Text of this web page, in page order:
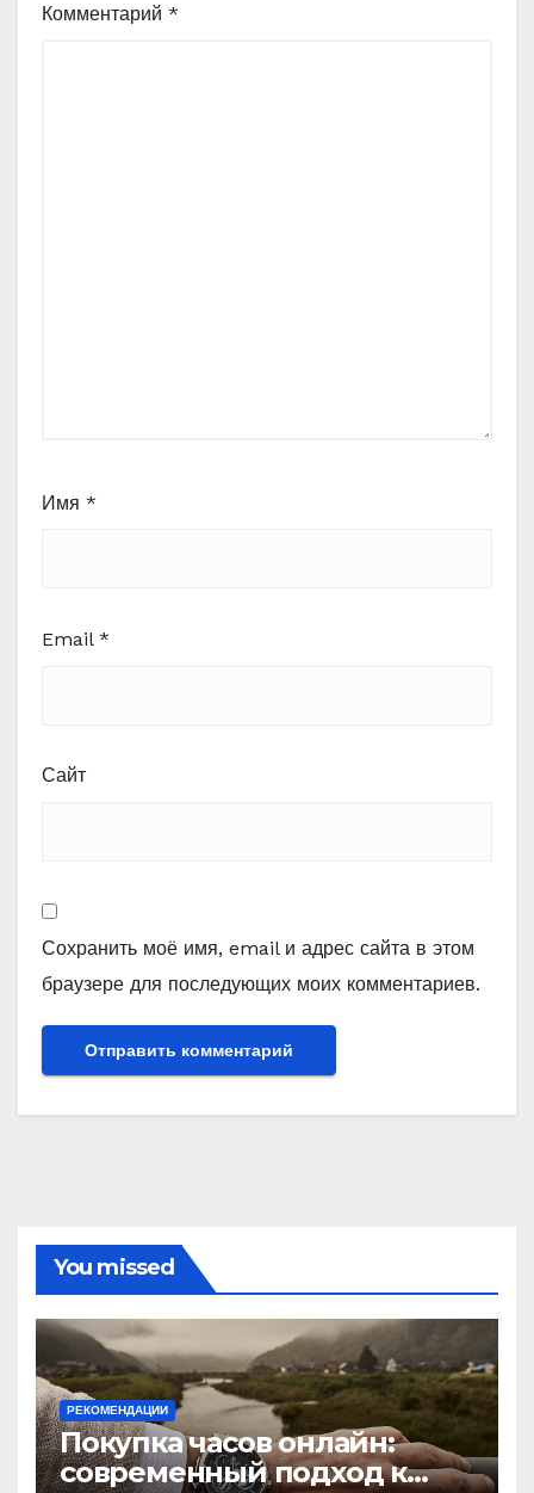
Комментарий *
Имя *
Email *
Сайт
Сохранить моё имя, email и адрес сайта в этом
браузере для последующих моих комментариев.
You missed
РЕКОМЕНДАЦИИ
Покупка часов онлайн:
современный подход к